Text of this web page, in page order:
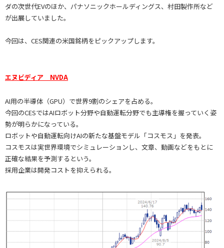
ダの次世代EVのほか、パナソニックホールディングス、村田製作所など
が出展していました。
今回は、CES関連の米国銘柄をピックアップします。
エヌビディア NVDA
AI用の半導体（GPU）で世界9割のシェアを占める。
今回のCESではAIロボット分野や自動運転分野でも主導権を握っていく姿
勢が明らかになっている。
ロボットや自動運転向けAIの新たな基盤モデル「コスモス」を発表。
コスモスは実世界環境でシミュレーションし、文章、動画などをもとに
正確な結果を予測するという。
採用企業は開発コストを抑えられる。